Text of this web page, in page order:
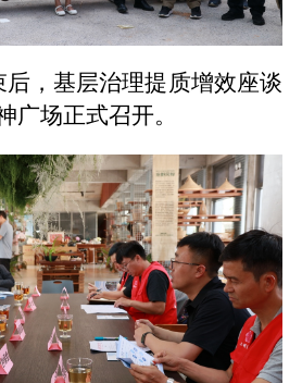
后，基层治理提质增效座谈
广场正式召开。